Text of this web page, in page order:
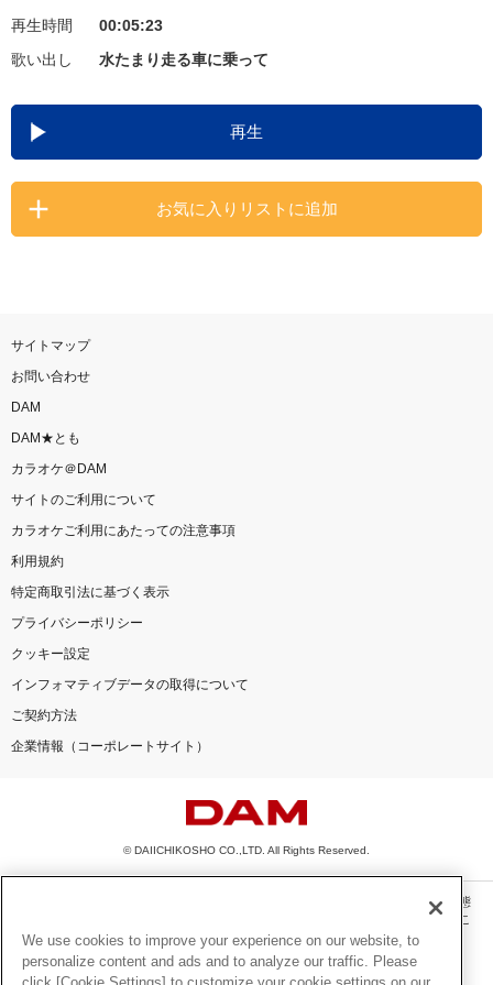
お知らせ よくあるご質問
DAMの新曲・ランキングなど
カラオケ最新情報をチェック！
再生時間
00:05:23
歌い出し
水たまり走る車に乗って
再生
お気に入りリストに追加
サイトマップ
お問い合わせ
DAM
DAM★とも
カラオケ＠DAM
サイトのご利用について
カラオケご利用にあたっての注意事項
利用規約
特定商取引法に基づく表示
プライバシーポリシー
クッキー設定
インフォマティブデータの取得について
ご契約方法
企業情報（コーポレートサイト）
© DAIICHIKOSHO CO.,LTD. All Rights Reserved.
このサイトに掲載されている一切の文章・画像・写真・動画・音声等を、手段や形態
を問わず、著作権法の定める範囲を超えて無断で複製、転載、ファイル化などするこ
とを禁じます。
楽曲及びコンテンツは、機種によりご利用いただけない場合があります。
We use cookies to improve your experience on our website, to
personalize content and ads and to analyze our traffic. Please